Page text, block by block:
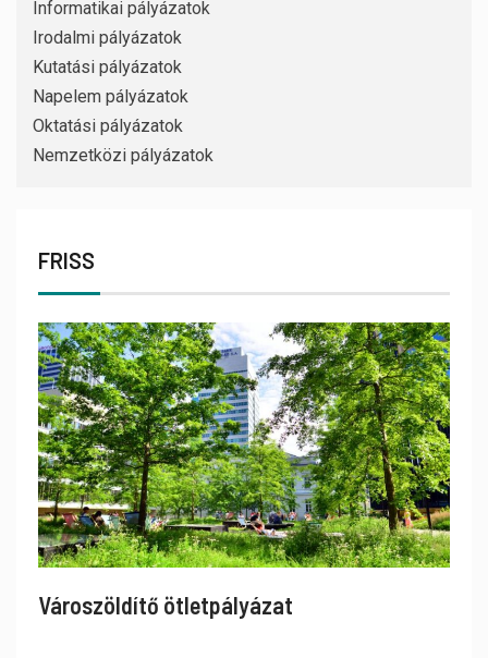
Informatikai pályázatok
Irodalmi pályázatok
Kutatási pályázatok
Napelem pályázatok
Oktatási pályázatok
Nemzetközi pályázatok
FRISS
Városzöldítő ötletpályázat